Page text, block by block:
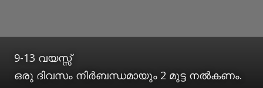
9-13 വയസ്സ്
ഒരു ദിവസം നിർബന്ധമായും 2 മുട്ട നൽകണം.